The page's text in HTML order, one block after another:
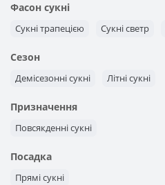
Фасон сукні
Сукні трапецією Сукні светр
Сезон
Демісезонні сукні Літні сукні
Призначення
Повсякденні сукні
Посадка
Прямі сукні